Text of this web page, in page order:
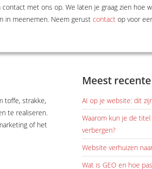
met ons op. We laten je graag zien hoe
in meenemen. Neem gerust contactop voor
toffe, strakke,
te realiseren.
of het
Meest
AI op je website: dit
Waarom kun je de
verbergen?
Website verhuizen
Wat is GEO en hoe